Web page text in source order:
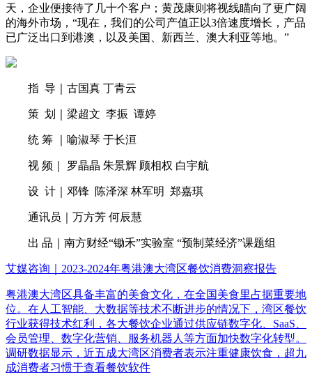
天，企业便接待了几十个客户；黄茂康则将视线瞄向了更广阔
的海外市场，“现在，我们的公司产值正以3倍速度增长，产品
已广泛出口到港澳，以及美国、新西兰、澳大利亚等地。”
指 导｜古国真 丁青云
策 划｜梁超文 李振 谭婷
统 筹 ｜喻淑琴 于长洹
视 频｜ 罗晶晶 朱景辉 顾相权 白宇航
设 计｜邓锋 陈泽深 林军明 郑嘉琪
通讯员｜万方芳 何辰慧
出 品｜南方财经“锄禾”实验室 “预制菜经济”课题组
艾媒咨询｜2023-2024年粤港澳大湾区餐饮消费洞察报告
粤港澳大湾区具备丰富的美食文化，在全国美食里占据重要地
位。在人工智能、大数据等技术不断进步的情况下，湾区餐饮
行业获得技术红利，各大餐饮企业通过供应链数字化、SaaS、
会员管理、数字化营销、服务机器人等方面加快数字化转型。
调研数据显示，近五成大湾区消费者表示注重健康饮食，超九
成消费者习惯于查看餐饮软件